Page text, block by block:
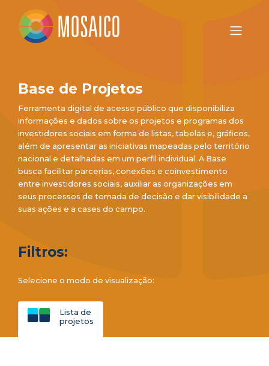
Base de Projetos
Ferramenta digital de acesso público que disponibiliza
informações e dados sobre os projetos e programas dos
investidores sociais em forma de listas, tabelas e, gráficos,
além de apresentar as iniciativas mapeadas pelo território
nacional e detalhadas em um perfil individual. A Base
busca facilitar parcerias, conexões e coinvestimento
entre investidores sociais, auxiliar as organizações em
seus processos de tomada de decisão e dar visibilidade a
suas ações e a cases do campo.
Filtros:
Selecione o modo de visualização:
Lista de
projetos